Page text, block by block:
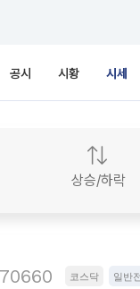
공시 시황 시세
상승/하락
코스닥 일반